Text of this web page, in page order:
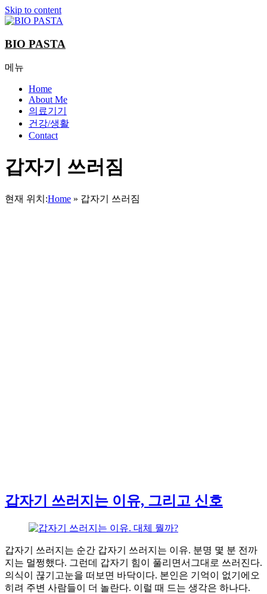
Skip to content
BIO PASTA
메뉴
Home
About Me
의료기기
건강/생활
Contact
갑자기 쓰러짐
현재 위치:Home » 갑자기 쓰러짐
갑자기 쓰러지는 이유, 그리고 신호
갑자기 쓰러지는 순간 갑자기 쓰러지는 이유. 분명 몇 분 전까
지는 멀쩡했다. 그런데 갑자기 힘이 풀리면서그대로 쓰러진다.
의식이 끊기고눈을 떠보면 바닥이다. 본인은 기억이 없기에오
히려 주변 사람들이 더 놀란다. 이럴 때 드는 생각은 하나다.